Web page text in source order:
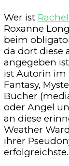
Wer ist
Roxanne
beim
da dort diese
angegeben
ist Autorin im
Fantasy,
Bücher
oder Angel
an diese
Weather
ihrer
erfolgreichste.